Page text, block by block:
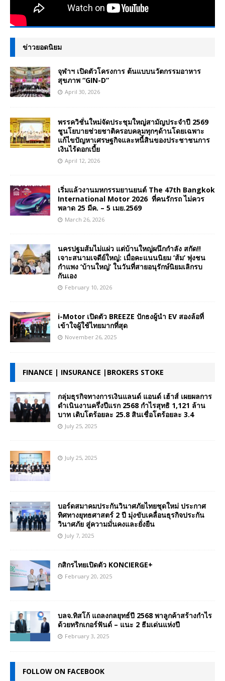
ข่าวยอดนิยม
จุฬาฯ เปิดตัวโครงการ ต้นแบบนวัตกรรมอาหาร
สุขภาพ “GIN-D”
April 30, 2026
พรรควิชั่นใหม่จัดประชุมใหญ่สามัญประจำปี 2569
ชูนโยบายช่วยชาติครอบคลุมทุกๆด้านโดยเฉพาะ
แก้ไขปัญหาเศรษฐกิจและหนี้สินของประชาชนการ
เงินไร้ดอกเบี้ย
April 12, 2026
เริ่มแล้วงานมหกรรมยานยนต์ The 47th Bangkok
International Motor 2026 ที่คนรักรถ ไม่ควร
พลาด 25 มีค. – 5 เมย.2569
March 26, 2026
นครปฐมส้มไม่แผ่ว แต่บ้านใหญ่ผนึกกำลัง สกัด!!
เจาะสนามเจดีย์ใหญ่: เมื่อคะแนนนิยม ‘ส้ม’ พุ่งชน
กำแพง ‘บ้านใหญ่’ ในวันที่สายอนุรักษ์นิยมเลิกรบ
กันเอง
February 10, 2026
i-Motor เปิดตัว BREEZE ปักธงผู้นำ EV สองล้อที่
เข้าใจผู้ใช้ไทยมากที่สุด
November 26, 2025
FINANCE | INSURANCE |BROKERS STOKE
กลุ่มธุรกิจทางการเงินแลนด์ แอนด์ เฮ้าส์ เผยผลการ
ดำเนินงานครึ่งปีแรก 2568 กำไรสุทธิ 1,121 ล้าน
บาท เติบโตร้อยละ 25.8 สินเชื่อโตร้อยละ 3.4
July 25, 2025
July 25, 2025
บอร์ดสมาคมประกันวินาศภัยไทยชุดใหม่ ประกาศ
ทิศทางยุทธศาสตร์ 2 ปี มุ่งขับเคลื่อนธุรกิจประกัน
วินาศภัย สู่ความมั่นคงและยั่งยืน
July 7, 2025
กสิกรไทยเปิดตัว KONCIERGE+
February 20, 2025
บลจ.ทิสโก้ แถลงกลยุทธ์ปี 2568 พาลูกค้าสร้างกำไร
ด้วยทริกเกอร์ฟันด์ – แนะ 2 ธีมเด่นแห่งปี
February 3, 2025
FOLLOW ON FACEBOOK